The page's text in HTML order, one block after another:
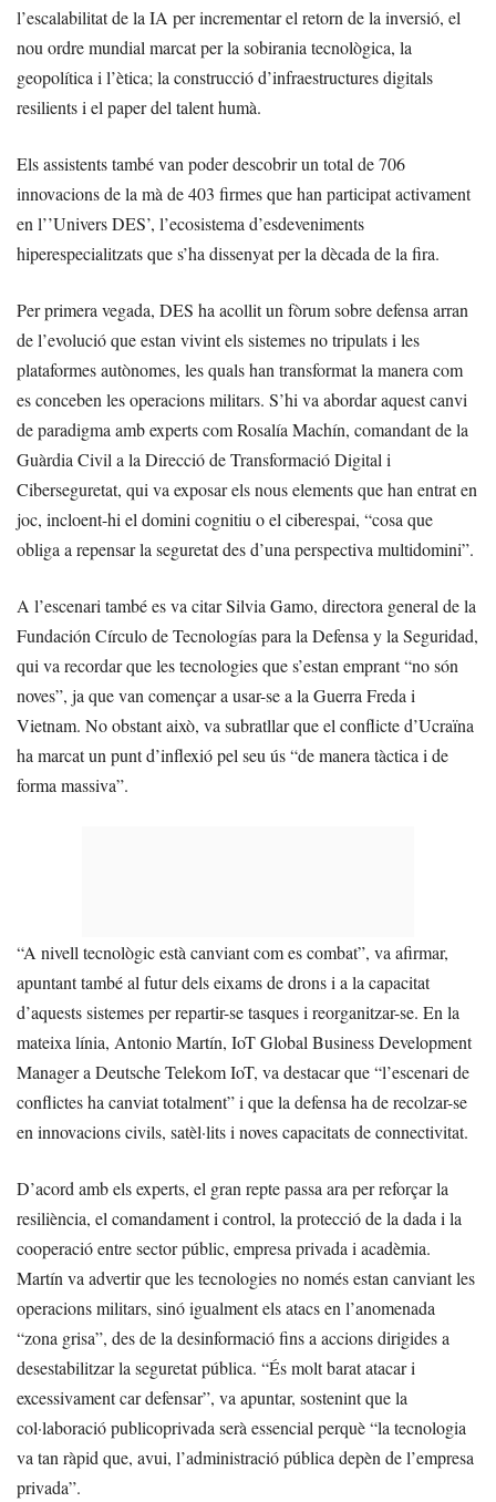
l’escalabilitat de la IA per incrementar el retorn de la inversió, el
nou ordre mundial marcat per la sobirania tecnològica, la
geopolítica i l’ètica; la construcció d’infraestructures digitals
resilients i el paper del talent humà.
Els assistents també van poder descobrir un total de 706
innovacions de la mà de 403 firmes que han participat activament
en l’’Univers DES’, l’ecosistema d’esdeveniments
hiperespecialitzats que s’ha dissenyat per la dècada de la fira.
Per primera vegada, DES ha acollit un fòrum sobre defensa arran
de l’evolució que estan vivint els sistemes no tripulats i les
plataformes autònomes, les quals han transformat la manera com
es conceben les operacions militars. S’hi va abordar aquest canvi
de paradigma amb experts com Rosalía Machín, comandant de la
Guàrdia Civil a la Direcció de Transformació Digital i
Ciberseguretat, qui va exposar els nous elements que han entrat en
joc, incloent-hi el domini cognitiu o el ciberespai, “cosa que
obliga a repensar la seguretat des d’una perspectiva multidomini”.
A l’escenari també es va citar Silvia Gamo, directora general de la
Fundación Círculo de Tecnologías para la Defensa y la Seguridad,
qui va recordar que les tecnologies que s’estan emprant “no són
noves”, ja que van començar a usar-se a la Guerra Freda i
Vietnam. No obstant això, va subratllar que el conflicte d’Ucraïna
ha marcat un punt d’inflexió pel seu ús “de manera tàctica i de
forma massiva”.
“A nivell tecnològic està canviant com es combat”, va afirmar,
apuntant també al futur dels eixams de drons i a la capacitat
d’aquests sistemes per repartir-se tasques i reorganitzar-se. En la
mateixa línia, Antonio Martín, IoT Global Business Development
Manager a Deutsche Telekom IoT, va destacar que “l’escenari de
conflictes ha canviat totalment” i que la defensa ha de recolzar-se
en innovacions civils, satèl·lits i noves capacitats de connectivitat.
D’acord amb els experts, el gran repte passa ara per reforçar la
resiliència, el comandament i control, la protecció de la dada i la
cooperació entre sector públic, empresa privada i acadèmia.
Martín va advertir que les tecnologies no només estan canviant les
operacions militars, sinó igualment els atacs en l’anomenada
“zona grisa”, des de la desinformació fins a accions dirigides a
desestabilitzar la seguretat pública. “És molt barat atacar i
excessivament car defensar”, va apuntar, sostenint que la
col·laboració publicoprivada serà essencial perquè “la tecnologia
va tan ràpid que, avui, l’administració pública depèn de l’empresa
privada”.